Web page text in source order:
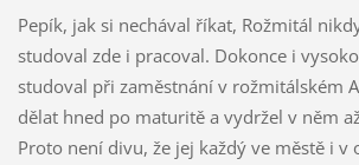
Pepík, jak si nechával říkat, Rožmitál
studoval zde i pracoval. Dokonce i
studoval při zaměstnání v rožmitálském
dělat hned po maturitě a vydržel v něm
Proto není divu, že jej každý ve městě i v